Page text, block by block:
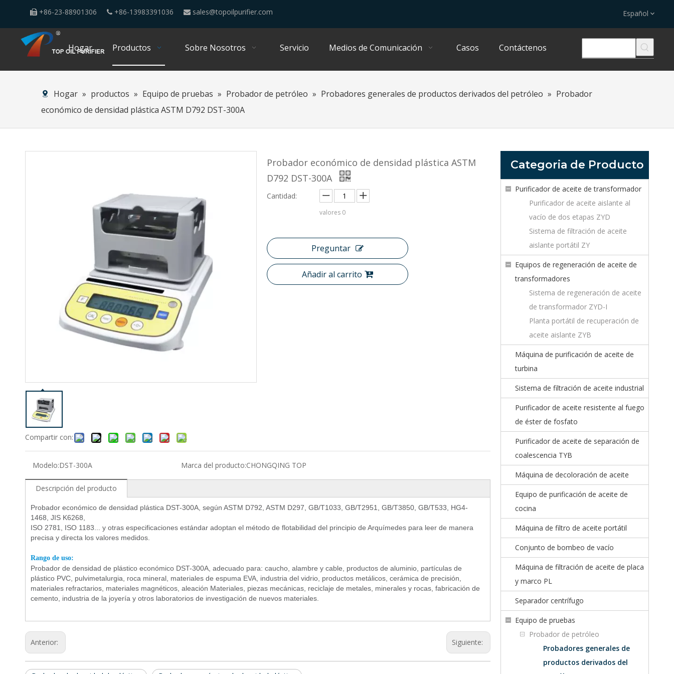
 +86-23-88901306  +86-13983391036  sales@topoilpurifier.com Español
Hogar Productos Sobre Nosotros Servicio Medios de Comunicación Casos Contáctenos
Hogar » productos » Equipo de pruebas » Probador de petróleo » Probadores generales de productos derivados del petróleo » Probador
económico de densidad plástica ASTM D792 DST-300A
Compartir con:
Probador económico de densidad plástica ASTM
D792 DST-300A
Cantidad:
valores 0
Preguntar
Añadir al carrito
Modelo:DST-300A Marca del producto:CHONGQING TOP
Descripción del producto
Probador económico de densidad plástica DST-300A, según ASTM D792, ASTM D297, GB/T1033, GB/T2951, GB/T3850, GB/T533, HG4-
1468, JIS K6268,
ISO 2781, ISO 1183... y otras especificaciones estándar adoptan el método de flotabilidad del principio de Arquímedes para leer de manera
precisa y directa los valores medidos.
Rango de uso:
Probador de densidad de plástico económico DST-300A, adecuado para: caucho, alambre y cable, productos de aluminio, partículas de
plástico PVC, pulvimetalurgia, roca mineral, materiales de espuma EVA, industria del vidrio, productos metálicos, cerámica de precisión,
materiales refractarios, materiales magnéticos, aleación Materiales, piezas mecánicas, reciclaje de metales, minerales y rocas, fabricación de
cemento, industria de la joyería y otros laboratorios de investigación de nuevos materiales.
Anterior: Siguiente:
Categoria de Producto
Purificador de aceite de transformador
Purificador de aceite aislante al
vacío de dos etapas ZYD
Sistema de filtración de aceite
aislante portátil ZY
Equipos de regeneración de aceite de
transformadores
Sistema de regeneración de aceite
de transformador ZYD-I
Planta portátil de recuperación de
aceite aislante ZYB
Máquina de purificación de aceite de
turbina
Sistema de filtración de aceite industrial
Purificador de aceite resistente al fuego
de éster de fosfato
Purificador de aceite de separación de
coalescencia TYB
Máquina de decoloración de aceite
Equipo de purificación de aceite de
cocina
Máquina de filtro de aceite portátil
Conjunto de bombeo de vacío
Máquina de filtración de aceite de placa
y marco PL
Separador centrífugo
Equipo de pruebas
Probador de petróleo
Probadores generales de
productos derivados del